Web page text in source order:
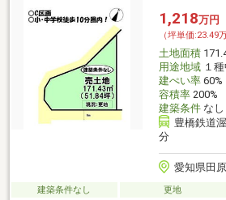
1,218万円
（坪単価:23.49
土地面積
用途地域１種
建ぺい率60%
容積率200%
建築条件なし
豊橋鉄道
分
愛知県田
建築条件なし 更地